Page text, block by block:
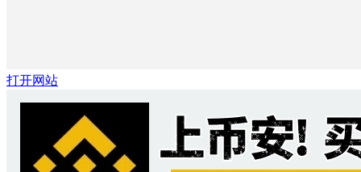
打开网站